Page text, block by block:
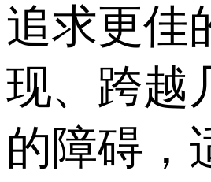
追求更佳
现、跨越
的障碍，